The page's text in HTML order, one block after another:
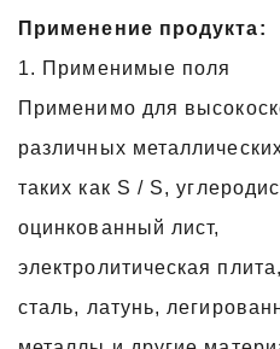
Применение продукта:
1. Применимые поля
Применимо для
различных
таких как S / S,
оцинкованный лист,
электролитическая
сталь, латунь,